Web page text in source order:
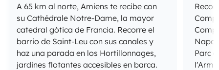
A 65 km al norte, Amiens te recibe con
su Cathédrale Notre-Dame, la mayor
catedral gótica de Francia. Recorre el
barrio de Saint-Leu con sus canales y
haz una parada en los Hortillonnages,
jardines flotantes accesibles en barca.
Parc